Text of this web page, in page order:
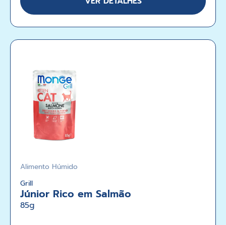
Alimento Húmido
Grill
Júnior Rico em Salmão
85g